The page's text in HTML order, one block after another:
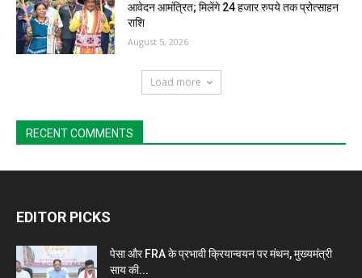
आवेदन आमंत्रित; मिलेंगे 24 हजार रुपये तक प्रोत्साहन
राशि
August 5, 2026
Load more
RECENT COMMENTS
EDITOR PICKS
पेसा और FRA के प्रभावी क्रियान्वयन पर मंथन, मुख्यमंत्री
साय की...